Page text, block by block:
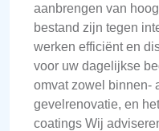
aanbrengen van
bestand zijn tegen
werken efficiënt en
voor uw dagelijkse
omvat zowel binnen-
gevelrenovatie, en
coatings Wij